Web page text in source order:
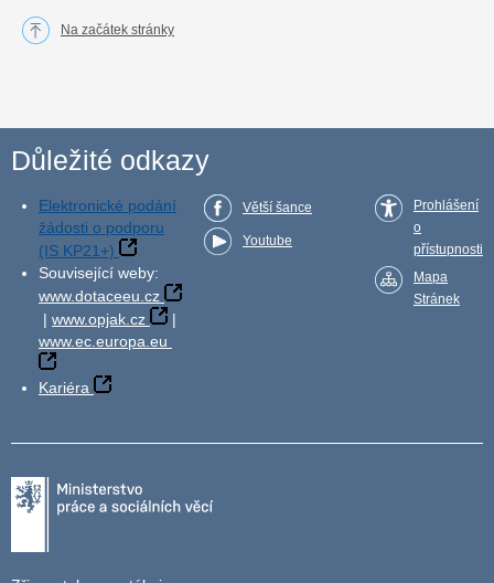
Na začátek stránky
Důležité odkazy
Elektronické podání
žádosti o podporu
(IS KP21+)
Související weby:
www.dotaceeu.cz
| www.opjak.cz
|
www.ec.europa.eu
Kariéra
Větší šance
Youtube
Prohlášení
o
přístupnosti
Mapa
Stránek